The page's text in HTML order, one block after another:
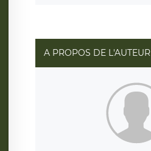
A PROPOS DE L'AUTEUR